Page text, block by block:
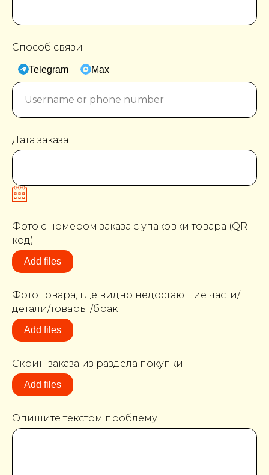
Способ связи
Telegram Max
Дата заказа
Фото с номером заказа с упаковки товара (QR-
код)
Add files
Фото товара, где видно недостающие части/
детали/товары /брак
Add files
Скрин заказа из раздела покупки
Add files
Опишите текстом проблему